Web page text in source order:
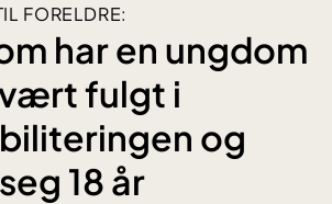
FORELDRE:
har en ungdom
fulgt i
og
18 år